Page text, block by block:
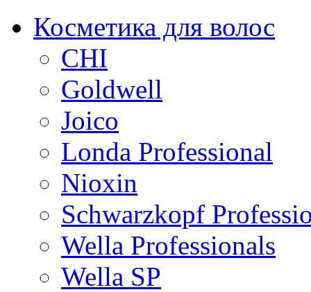
Косметика для волос
CHI
Goldwell
Joico
Londa Professional
Nioxin
Schwarzkopf
Wella Professionals
Wella SP